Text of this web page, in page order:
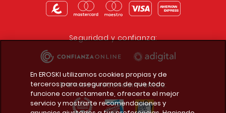
Seguridad y confianza:
Premios y reconocimientos:
En EROSKI utilizamos cookies propias y de
terceros para asegurarnos de que todo
funcione correctamente, ofrecerte el mejor
servicio y mostrarte recomendaciones y